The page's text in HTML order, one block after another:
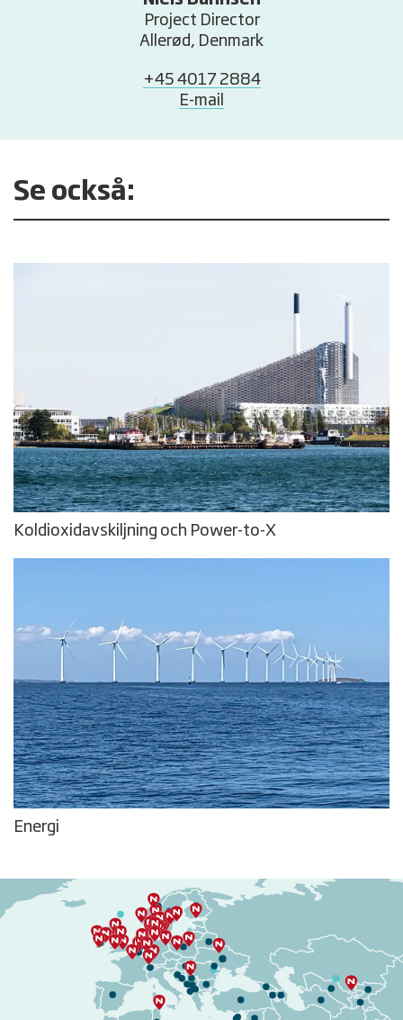
Project Director
Allerød, Denmark
+45 4017 2884
E-mail
Se också:
Koldioxidavskiljning och Power-to-X
Energi